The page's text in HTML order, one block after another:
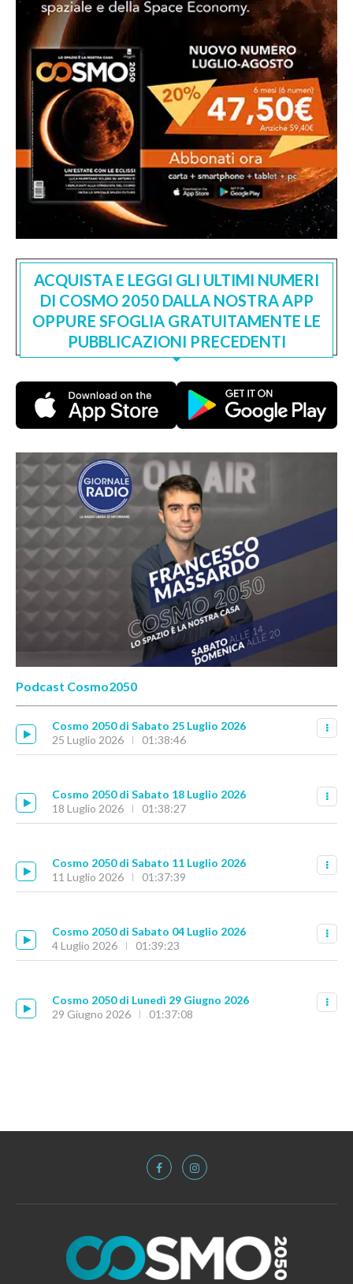
ACQUISTA E LEGGI GLI ULTIMI NUMERI
DI COSMO 2050 DALLA NOSTRA APP
OPPURE SFOGLIA GRATUITAMENTE LE
PUBBLICAZIONI PRECEDENTI
Podcast Cosmo2050
Cosmo 2050 di Sabato 25 Luglio 2026
25 Luglio 2026
01:38:46
Cosmo 2050 di Sabato 18 Luglio 2026
18 Luglio 2026
01:38:27
Cosmo 2050 di Sabato 11 Luglio 2026
11 Luglio 2026
01:37:39
Cosmo 2050 di Sabato 04 Luglio 2026
4 Luglio 2026
01:39:23
Cosmo 2050 di Lunedì 29 Giugno 2026
29 Giugno 2026
01:37:08